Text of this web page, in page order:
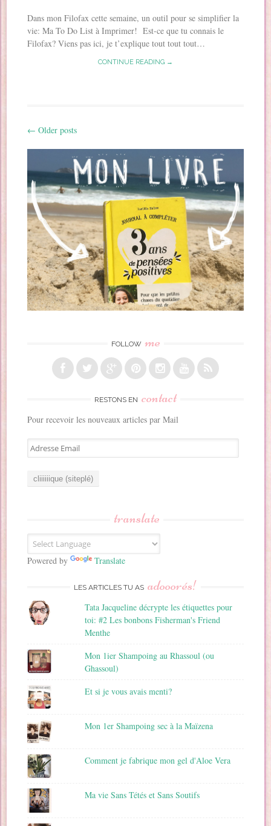
Dans mon Filofax cette semaine, un outil pour se simplifier la
vie: Ma To Do List à Imprimer! Est-ce que tu connais le
Filofax? Viens pas ici, je t’explique tout tout tout…
CONTINUE READING →
Post navigation
← Older posts
FOLLOW me
RESTONS EN contact
Pour recevoir les nouveaux articles par Mail
A
d
E
m
a
translate
Powered by Translate
LES ARTICLES TU AS adooorés!
Tata Jacqueline décrypte les étiquettes pour
toi: #2 Les bonbons Fisherman's Friend
Menthe
Mon 1ier Shampoing au Rhassoul (ou
Ghassoul)
Et si je vous avais menti?
Mon 1er Shampoing sec à la Maïzena
Comment je fabrique mon gel d'Aloe Vera
Ma vie Sans Tétés et Sans Soutifs